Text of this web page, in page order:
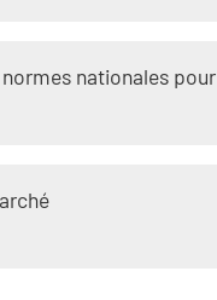
nationales pour